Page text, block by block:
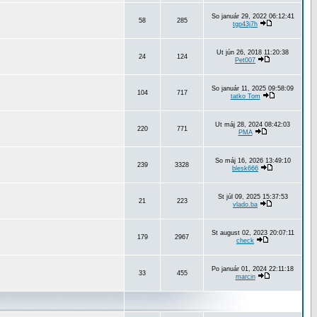
58 285
So január 29, 2022 06:12:41
tgp43j7h
24 124
Ut jún 26, 2018 11:20:38
Pet007
104 717
So január 11, 2025 09:58:09
tatko Tom
220 771
Ut máj 28, 2024 08:42:03
PMA
239 3328
So máj 16, 2026 13:49:10
blesk666
21 223
St júl 09, 2025 15:37:53
vlado.ba
179 2967
St august 02, 2023 20:07:11
check
33 455
Po január 01, 2024 22:11:18
marcin